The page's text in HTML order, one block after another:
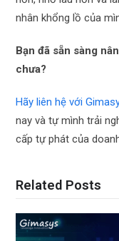
nhân khổng lồ của
Bạn đã sẵn sàng
chưa?
Hãy liên hệ với
nay và tự mình trải
cấp tự phát của
Related Posts